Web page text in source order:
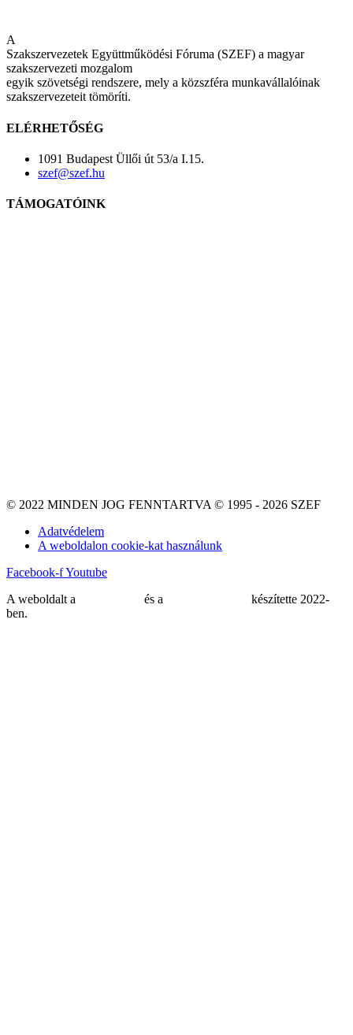
A
Szakszervezetek Együttműködési Fóruma (SZEF) a magyar
szakszervezeti mozgalom
egyik szövetségi rendszere, mely a közszféra munkavállalóinak
szakszervezeteit tömöríti.
ELÉRHETŐSÉG
1091 Budapest Üllői út 53/a I.15.
szef@szef.hu
TÁMOGATÓINK
© 2022 MINDEN JOG FENNTARTVA © 1995 - 2026 SZEF
Adatvédelem
A weboldalon cookie-kat használunk
Facebook-fYoutube
A weboldalt a
és a
készítette 2022-
ben.